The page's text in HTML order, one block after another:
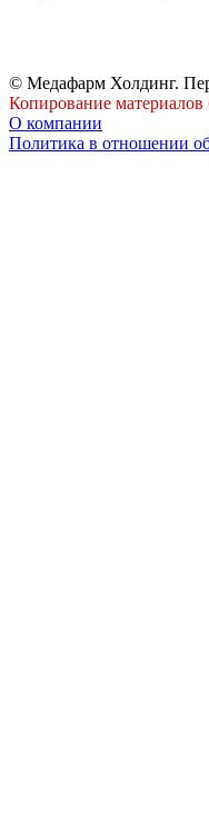
© Медафарм Холдинг.
Копирование
О компании
Политика в отношении